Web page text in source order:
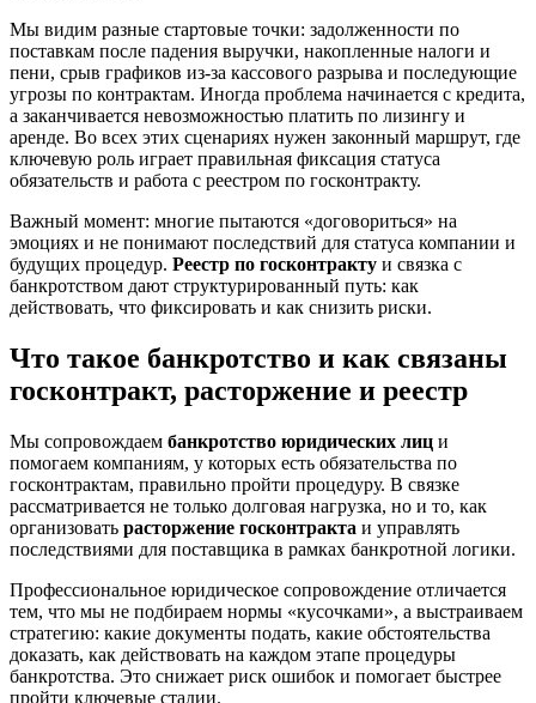
Мы видим разные стартовые точки: задолженности по
поставкам после падения выручки, накопленные налоги и
пени, срыв графиков из‑за кассового разрыва и последующие
угрозы по контрактам. Иногда проблема начинается с кредита,
а заканчивается невозможностью платить по лизингу и
аренде. Во всех этих сценариях нужен законный маршрут, где
ключевую роль играет правильная фиксация статуса
обязательств и работа с реестром по госконтракту.
Важный момент: многие пытаются «договориться» на
эмоциях и не понимают последствий для статуса компании и
будущих процедур. Реестр по госконтракту и связка с
банкротством дают структурированный путь: как
действовать, что фиксировать и как снизить риски.
Что такое банкротство и как связаны
госконтракт, расторжение и реестр
Мы сопровождаем банкротство юридических лиц и
помогаем компаниям, у которых есть обязательства по
госконтрактам, правильно пройти процедуру. В связке
рассматривается не только долговая нагрузка, но и то, как
организовать расторжение госконтракта и управлять
последствиями для поставщика в рамках банкротной логики.
Профессиональное юридическое сопровождение отличается
тем, что мы не подбираем нормы «кусочками», а выстраиваем
стратегию: какие документы подать, какие обстоятельства
доказать, как действовать на каждом этапе процедуры
банкротства. Это снижает риск ошибок и помогает быстрее
пройти ключевые стадии.